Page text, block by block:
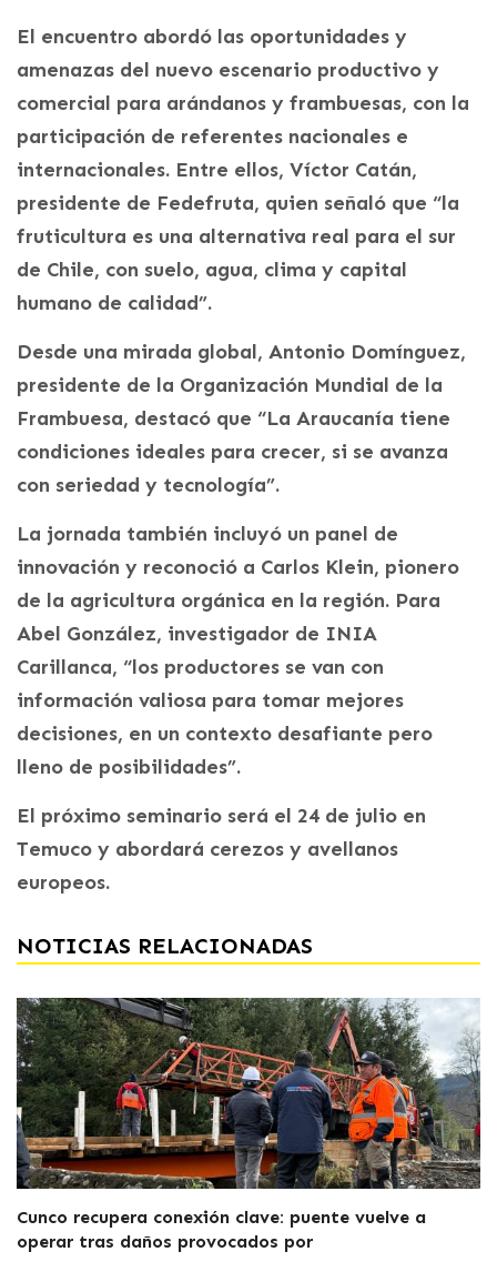
El encuentro abordó las oportunidades y
amenazas del nuevo escenario productivo y
comercial para arándanos y frambuesas, con la
participación de referentes nacionales e
internacionales. Entre ellos, Víctor Catán,
presidente de Fedefruta, quien señaló que “la
fruticultura es una alternativa real para el sur
de Chile, con suelo, agua, clima y capital
humano de calidad”.
Desde una mirada global, Antonio Domínguez,
presidente de la Organización Mundial de la
Frambuesa, destacó que “La Araucanía tiene
condiciones ideales para crecer, si se avanza
con seriedad y tecnología”.
La jornada también incluyó un panel de
innovación y reconoció a Carlos Klein, pionero
de la agricultura orgánica en la región. Para
Abel González, investigador de INIA
Carillanca, “los productores se van con
información valiosa para tomar mejores
decisiones, en un contexto desafiante pero
lleno de posibilidades”.
El próximo seminario será el 24 de julio en
Temuco y abordará cerezos y avellanos
europeos.
NOTICIAS RELACIONADAS
Cunco recupera conexión clave: puente vuelve a
operar tras daños provocados por